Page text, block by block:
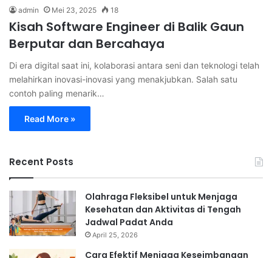
admin Mei 23, 2025 18
Kisah Software Engineer di Balik Gaun
Berputar dan Bercahaya
Di era digital saat ini, kolaborasi antara seni dan teknologi telah
melahirkan inovasi-inovasi yang menakjubkan. Salah satu
contoh paling menarik…
Read More »
Recent Posts
Olahraga Fleksibel untuk Menjaga
Kesehatan dan Aktivitas di Tengah
Jadwal Padat Anda
April 25, 2026
Cara Efektif Menjaga Keseimbangan